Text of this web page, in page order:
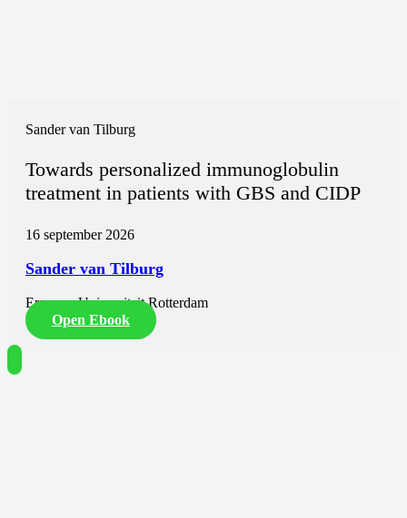
Sander van Tilburg
Towards personalized immunoglobulin
treatment in patients with GBS and CIDP
16 september 2026
Sander van Tilburg
Erasmus Universiteit Rotterdam
Open Ebook